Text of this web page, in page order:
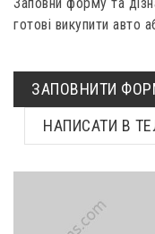
готові викупити авто
ЗАПОВНИТИ
НАПИСАТИ В